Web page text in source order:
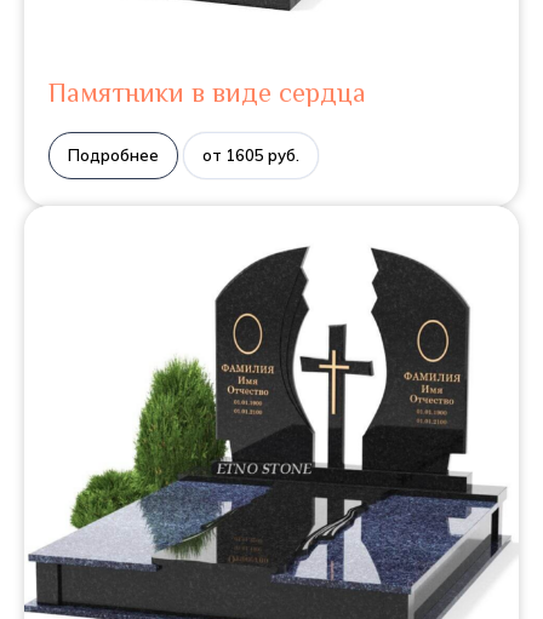
Памятники в виде сердца
Подробнее от 1605 руб.